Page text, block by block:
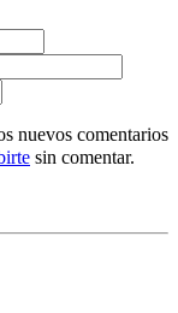
nuevos comentarios
sin comentar.